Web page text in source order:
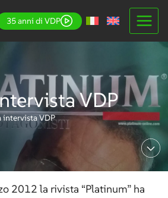
35 anni di VDP
VDP
intervista VDP
2012 la rivista “Platinum” ha